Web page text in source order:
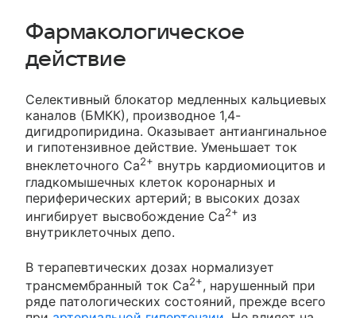
Фармакологическое
действие
Селективный блокатор медленных кальциевых
каналов (БМКК), производное 1,4-
дигидропиридина. Оказывает антиангинальное
и гипотензивное действие. Уменьшает ток
внеклеточного Са2+ внутрь кардиомиоцитов и
гладкомышечных клеток коронарных и
периферических артерий; в высоких дозах
ингибирует высвобождение Са2+ из
внутриклеточных депо.
В терапевтических дозах нормализует
трансмембранный ток Са2+, нарушенный при
ряде патологических состояний, прежде всего